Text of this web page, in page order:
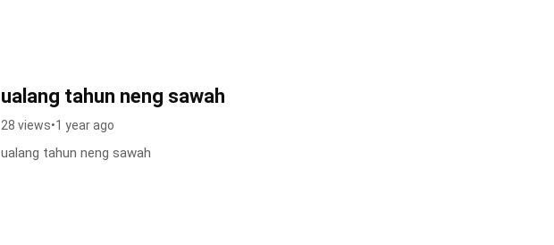
ualang tahun neng sawah
28 views•1 year ago
ualang tahun neng sawah